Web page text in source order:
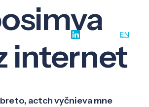
EN
internet
actch vyčnieva mne